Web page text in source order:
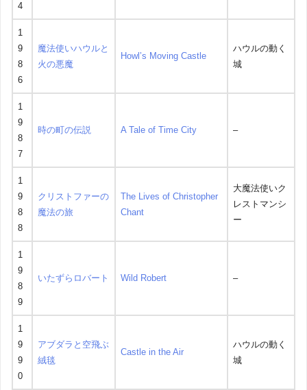
4
1
9
8
6
魔法使いハウルと
火の悪魔
Howl’s Moving Castle
ハウルの動く
城
1
9
8
7
時の町の伝説 A Tale of Time City –
1
9
8
8
クリストファーの
魔法の旅
The Lives of Christopher
Chant
大魔法使いク
レストマンシ
ー
1
9
8
9
いたずらロバート Wild Robert –
1
9
9
0
アブダラと空飛ぶ
絨毯
Castle in the Air
ハウルの動く
城